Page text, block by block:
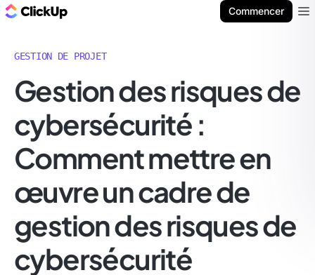
Commencer
GESTION DE PROJET
Gestion des risques de
cybersécurité :
Comment mettre en
œuvre un cadre de
gestion des risques de
cybersécurité